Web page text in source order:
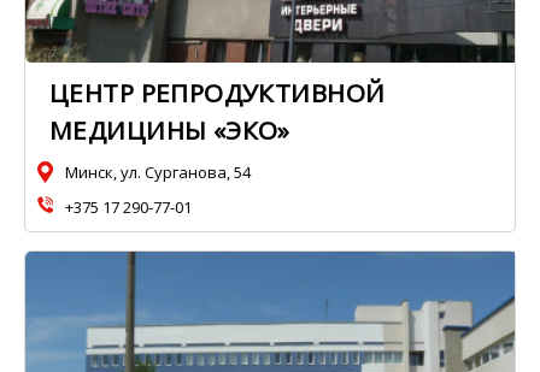
ЦЕНТР РЕПРОДУКТИВНОЙ
МЕДИЦИНЫ «ЭКО»
Минск, ул. Сурганова, 54
+375 17 290-77-01